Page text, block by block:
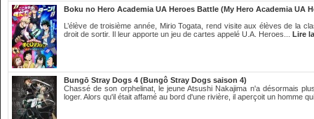
Boku no Hero Academia UA Heroes Battle (My Hero Academia UA
L’élève de troisième année, Mirio Togata, rend visite aux élèves de la
droit de sortir. Il leur apporte un jeu de cartes appelé U.A. Heroes... Lire
Bungō Stray Dogs 4 (Bungô Stray Dogs saison 4)
Chassé de son orphelinat, le jeune Atsushi Nakajima n'a désormais
loger. Alors qu'il était affamé au bord d'une rivière, il aperçoit un homme